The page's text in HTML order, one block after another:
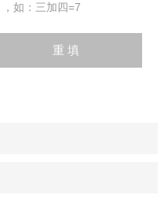
如：三加四=7